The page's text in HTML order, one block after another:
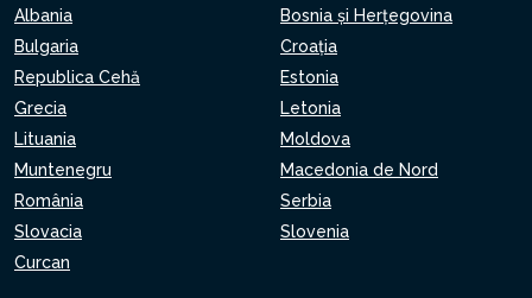
Albania
Bosnia și Herțegovina
Bulgaria
Croaţia
Republica Cehă
Estonia
Grecia
Letonia
Lituania
Moldova
Muntenegru
Macedonia de Nord
România
Serbia
Slovacia
Slovenia
Curcan